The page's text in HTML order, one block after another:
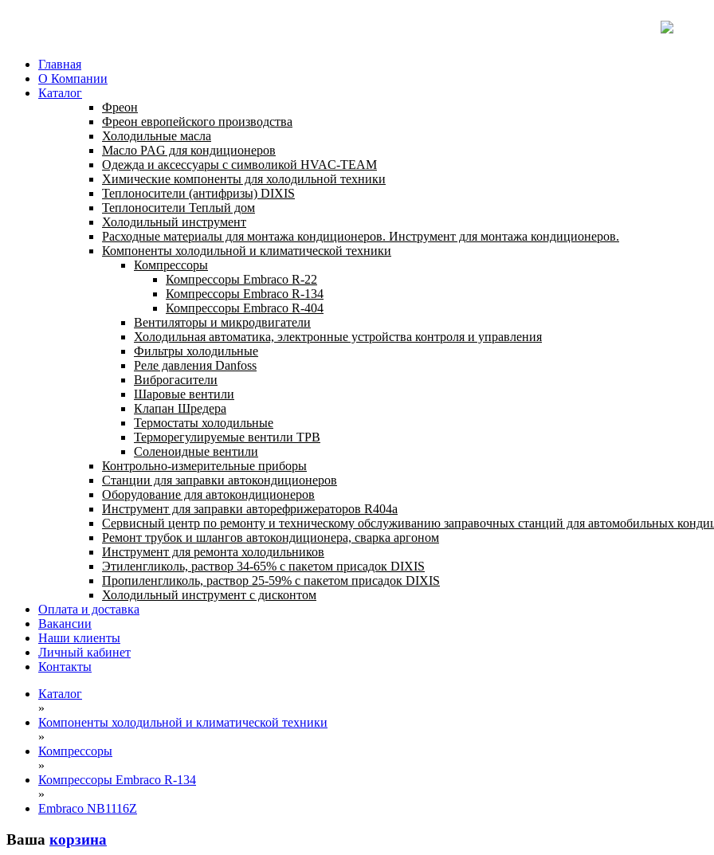
Главная
О Компании
Каталог
Фреон
Фреон европейского производства
Холодильные масла
Масло PAG для кондиционеров
Одежда и аксессуары с символикой HVAC-TEAM
Химические компоненты для холодильной техники
Теплоносители (антифризы) DIXIS
Теплоносители Теплый дом
Холодильный инструмент
Расходные материалы для монтажа кондиционеров. Инструмент для монтажа кондиционеров.
Компоненты холодильной и климатической техники
Компрессоры
Компрессоры Embraco R-22
Компрессоры Embraco R-134
Компрессоры Embraco R-404
Вентиляторы и микродвигатели
Холодильная автоматика, электронные устройства контроля и управления
Фильтры холодильные
Реле давления Danfoss
Виброгасители
Шаровые вентили
Клапан Шредера
Термостаты холодильные
Терморегулируемые вентили ТРВ
Соленоидные вентили
Контрольно-измерительные приборы
Станции для заправки автокондиционеров
Оборудование для автокондиционеров
Инструмент для заправки авторефрижераторов R404a
Сервисный центр по ремонту и техническому обслуживанию заправочных станций для автомобильных
Ремонт трубок и шлангов автокондиционера, сварка аргоном
Инструмент для ремонта холодильников
Этиленгликоль, раствор 34-65% с пакетом присадок DIXIS
Пропиленгликоль, раствор 25-59% с пакетом присадок DIXIS
Холодильный инструмент с дисконтом
Оплата и доставка
Вакансии
Наши клиенты
Личный кабинет
Контакты
Каталог
»
Компоненты холодильной и климатической техники
»
Компрессоры
»
Компрессоры Embraco R-134
»
Embraco NB1116Z
Ваша корзина